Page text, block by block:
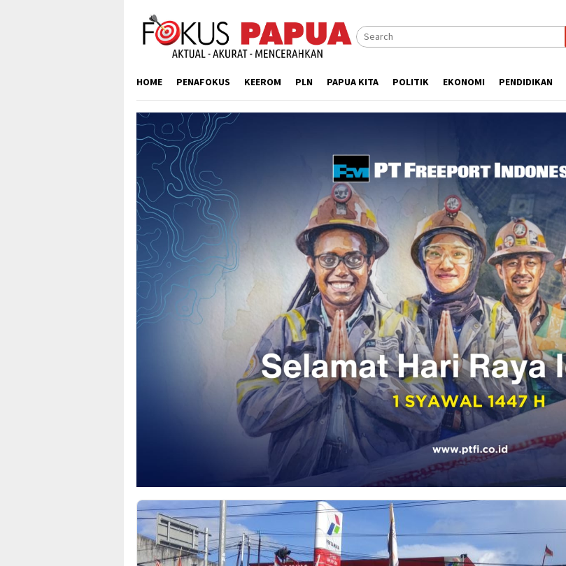
content
HOME PENAFOKUS KEEROM PLN PAPUA KITA POLITIK EKONOMI PENDIDIKAN